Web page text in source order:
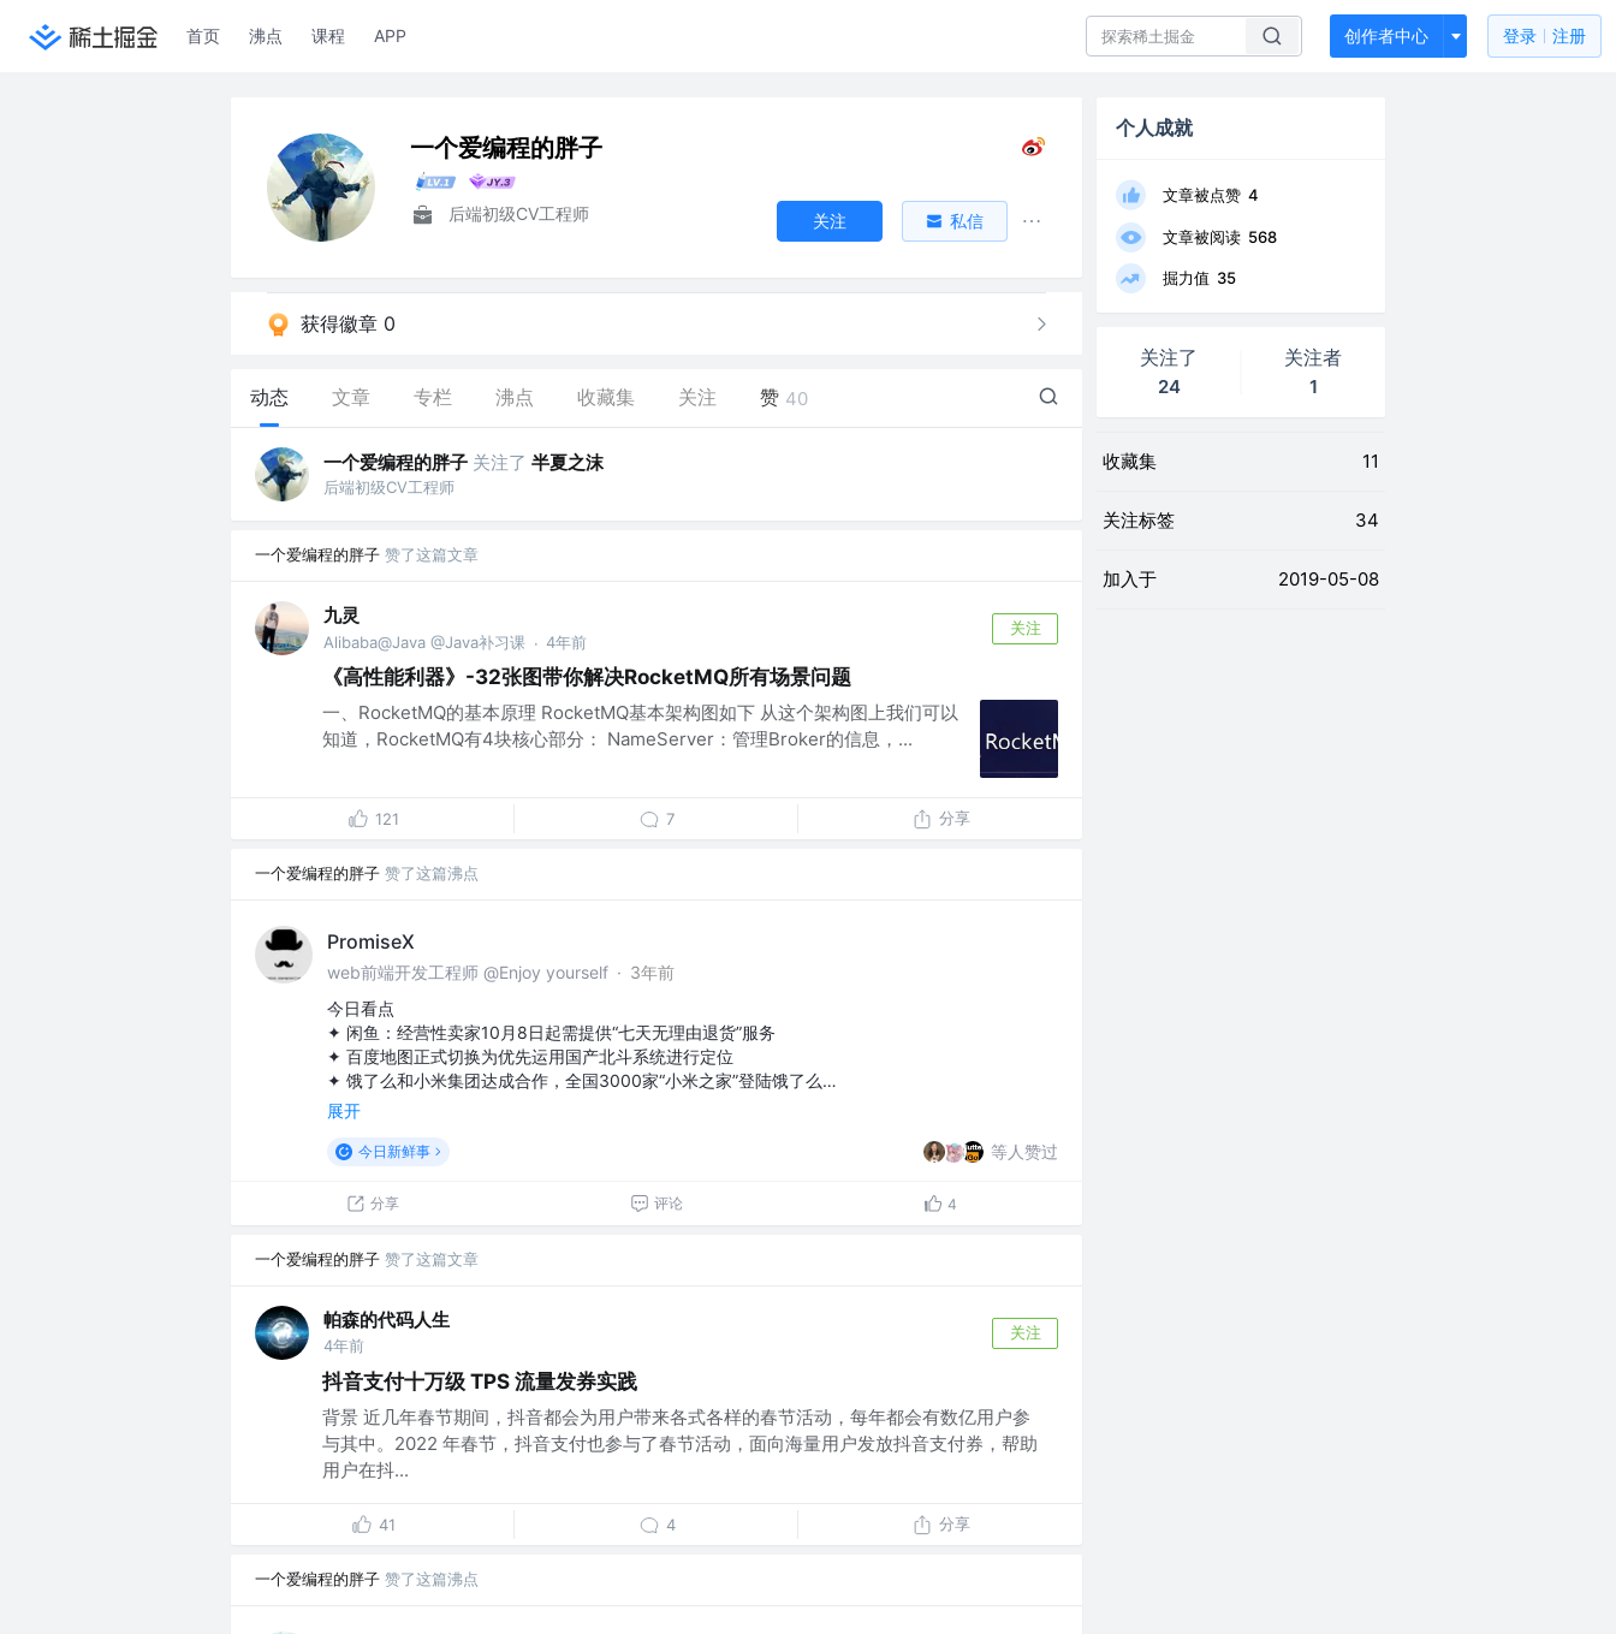
首页 沸点 课程 APP 创作者中心 登录 注册
一个爱编程的胖子
后端初级CV工程师 关注 私信
获得徽章 0
动态 文章 专栏 沸点 收藏集 关注 赞 40
一个爱编程的胖子 关注了 半夏之沫
后端初级CV工程师
一个爱编程的胖子 赞了这篇文章
九灵
Alibaba@Java @Java补习课 · 4年前
关注
《高性能利器》-32张图带你解决RocketMQ所有场景问题
一、RocketMQ的基本原理 RocketMQ基本架构图如下 从这个架构图上我们可以
知道，RocketMQ有4块核心部分： NameServer：管理Broker的信息，...
121 7 分享
一个爱编程的胖子 赞了这篇沸点
PromiseX
web前端开发工程师 @Enjoy yourself · 3年前
今日看点
✦ 闲鱼：经营性卖家10月8日起需提供“七天无理由退货”服务
✦ 百度地图正式切换为优先运用国产北斗系统进行定位
✦ 饿了么和小米集团达成合作，全国3000家“小米之家”登陆饿了么…
展开
今日新鲜事 等人赞过
分享 评论 4
一个爱编程的胖子 赞了这篇文章
帕森的代码人生
4年前
关注
抖音支付十万级 TPS 流量发券实践
背景 近几年春节期间，抖音都会为用户带来各式各样的春节活动，每年都会有数亿用户参
与其中。2022 年春节，抖音支付也参与了春节活动，面向海量用户发放抖音支付券，帮助
用户在抖...
41 4 分享
一个爱编程的胖子 赞了这篇沸点
个人成就
文章被点赞 4
文章被阅读 568
掘力值 35
关注了
24
关注者
1
收藏集 11
关注标签 34
加入于 2019-05-08